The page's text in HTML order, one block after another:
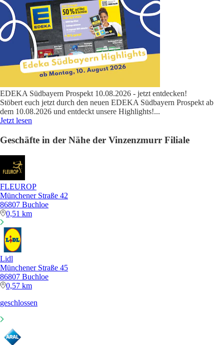
EDEKA Südbayern Prospekt 10.08.2026 - jetzt entdecken!
Stöbert euch jetzt durch den neuen EDEKA Südbayern Prospekt ab
dem 10.08.2026 und entdeckt unsere Highlights!...
Jetzt lesen
Geschäfte in der Nähe der Vinzenzmurr Filiale
FLEUROP
Münchener Straße 42
86807 Buchloe
0,51 km
Lidl
Münchener Straße 45
86807 Buchloe
0,57 km
geschlossen